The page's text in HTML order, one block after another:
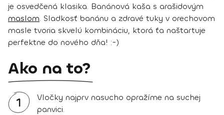
je osvedčená klasika. Banánová kaša s arašidovým
maslom. Sladkosť banánu a zdravé tuky v orechovom
masle tvoria skvelú kombináciu, ktorá ťa naštartuje
perfektne do nového dňa! :-)
Ako na to?
1
Vločky najprv nasucho opražíme na suchej
panvici.